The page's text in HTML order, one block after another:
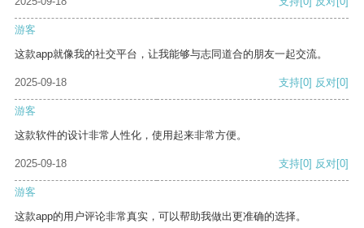
游客
这款app就像我的社交平台，让我能够与志同道合的朋友一起交流。
2025-09-18 支持[0] 反对[0]
游客
这款软件的设计非常人性化，使用起来非常方便。
2025-09-18 支持[0] 反对[0]
游客
这款app的用户评论非常真实，可以帮助我做出更准确的选择。